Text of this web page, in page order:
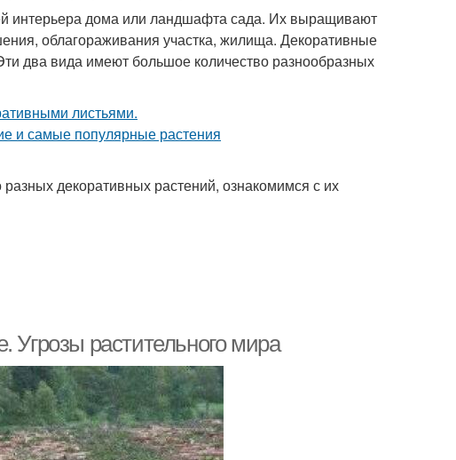
интерьера дома или ландшафта сада. Их выращивают
облагораживания участка, жилища. Декоративные
два вида имеют большое количество разнообразных
декоративных растений, ознакомимся с их
Угрозы растительного мира